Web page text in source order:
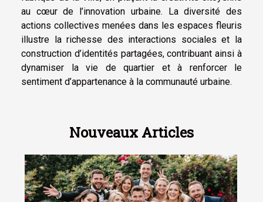
au cœur de l’innovation urbaine. La diversité des
actions collectives menées dans les espaces fleuris
illustre la richesse des interactions sociales et la
construction d’identités partagées, contribuant ainsi à
dynamiser la vie de quartier et à renforcer le
sentiment d’appartenance à la communauté urbaine.
Nouveaux Articles